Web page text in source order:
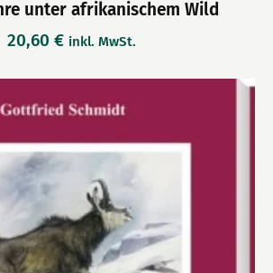
unter afrikanischem Wild
20,60 € inkl. MwSt.